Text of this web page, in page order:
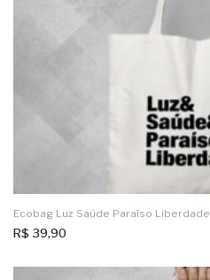
Ecobag Luz Saúde Paraíso Liberdade
R$ 39,90